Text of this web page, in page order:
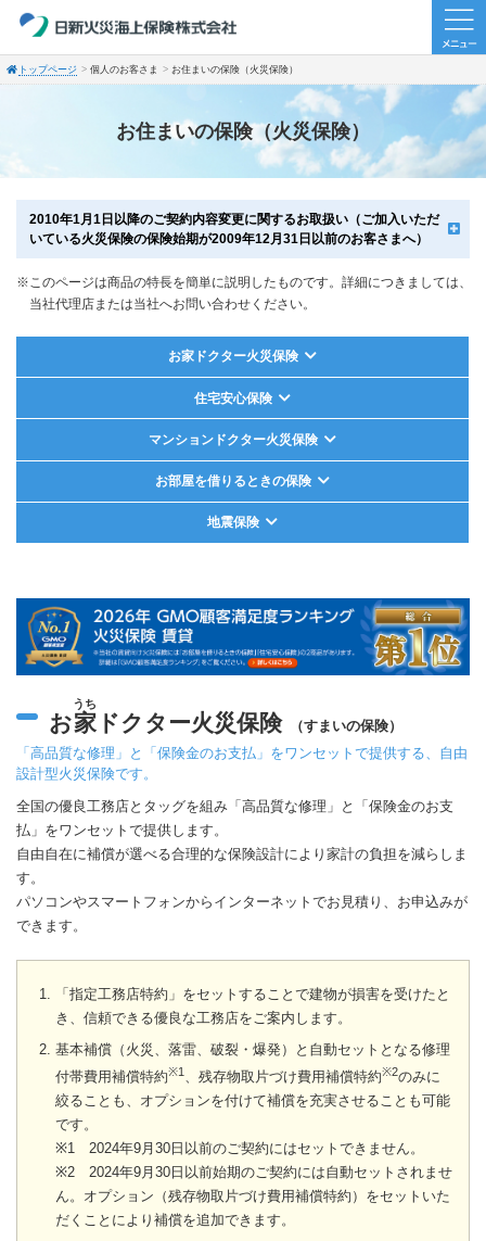
トップページ 個人のお客さま お住まいの保険（火災保険）
お住まいの保険（火災保険）
2010年1月1日以降のご契約内容変更に関するお取扱い（ご加入いただ
いている火災保険の保険始期が2009年12月31日以前のお客さまへ）
※このページは商品の特長を簡単に説明したものです。詳細につきましては、
当社代理店または当社へお問い合わせください。
お家ドクター火災保険
住宅安心保険
マンションドクター火災保険
お部屋を借りるときの保険
地震保険
お家
うち
ドクター火災保険
（すまいの保険）
「高品質な修理」と「保険金のお支払」をワンセットで提供する、自由
設計型火災保険です。
全国の優良工務店とタッグを組み「高品質な修理」と「保険金のお支
払」をワンセットで提供します。
自由自在に補償が選べる合理的な保険設計により家計の負担を減らしま
す。
パソコンやスマートフォンからインターネットでお見積り、お申込みが
できます。
「指定工務店特約」をセットすることで建物が損害を受けたと
き、信頼できる優良な工務店をご案内します。
基本補償（火災、落雷、破裂・爆発）と自動セットとなる修理
付帯費用補償特約※1、残存物取片づけ費用補償特約※2のみに
絞ることも、オプションを付けて補償を充実させることも可能
です。
※1 2024年9月30日以前のご契約にはセットできません。
※2 2024年9月30日以前始期のご契約には自動セットされませ
ん。オプション（残存物取片づけ費用補償特約）をセットいた
だくことにより補償を追加できます。